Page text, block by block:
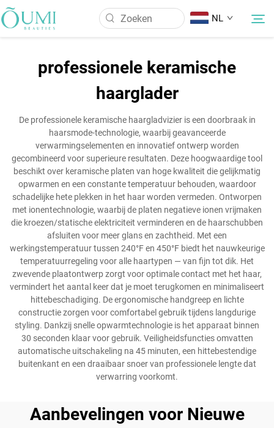
NL
Over Ons
Producten
Nieuws
Toepassing
Neem Contact Op
professionele keramische
haarglader
De professionele keramische haargladvizier is een doorbraak in
haarsmode-technologie, waarbij geavanceerde
verwarmingselementen en innovatief ontwerp worden
gecombineerd voor superieure resultaten. Deze hoogwaardige tool
beschikt over keramische platen van hoge kwaliteit die gelijkmatig
opwarmen en een constante temperatuur behouden, waardoor
schadelijke hete plekken in het haar worden vermeden. Ontworpen
met ionentechnologie, waarbij de platen negatieve ionen vrijmaken
die kroezen/statische elektriciteit verminderen en de haarschubben
afsluiten voor meer glans en zachtheid. Met een
werkingstemperatuur tussen 240°F en 450°F biedt het nauwkeurige
temperatuurregeling voor alle haartypen — van fijn tot dik. Het
zwevende plaatontwerp zorgt voor optimale contact met het haar,
vermindert het aantal keer dat je moet terugkomen en minimaliseert
hittebeschadiging. De ergonomische handgreep en lichte
constructie zorgen voor comfortabel gebruik tijdens langdurige
styling. Dankzij snelle opwarmtechnologie is het apparaat binnen
30 seconden klaar voor gebruik. Veiligheidsfuncties omvatten
automatische uitschakeling na 45 minuten, een hittebestendige
buitenkant en een draaibaar snoer van professionele lengte dat
verwarring voorkomt.
Aanbevelingen voor Nieuwe